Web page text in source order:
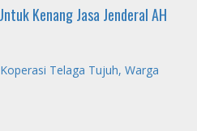
Kenang Jasa Jenderal AH
Telaga Tujuh, Warga